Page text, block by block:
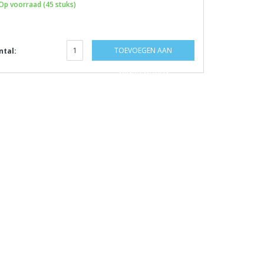
voorraad (45 stuks)
TOEVOEGEN AAN
WINKELWAGEN